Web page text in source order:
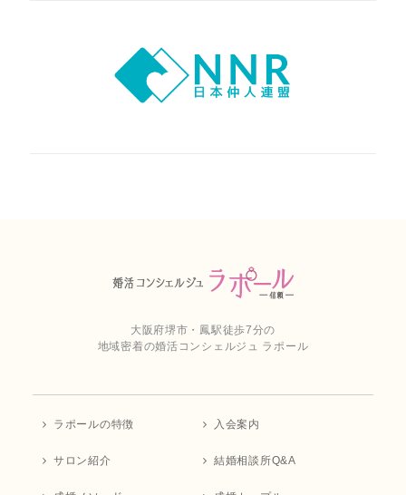
大阪府堺市・鳳駅徒歩7分の
地域密着の婚活コンシェルジュ ラポール
ラポールの特徴 入会案内
サロン紹介 結婚相談所Q&A